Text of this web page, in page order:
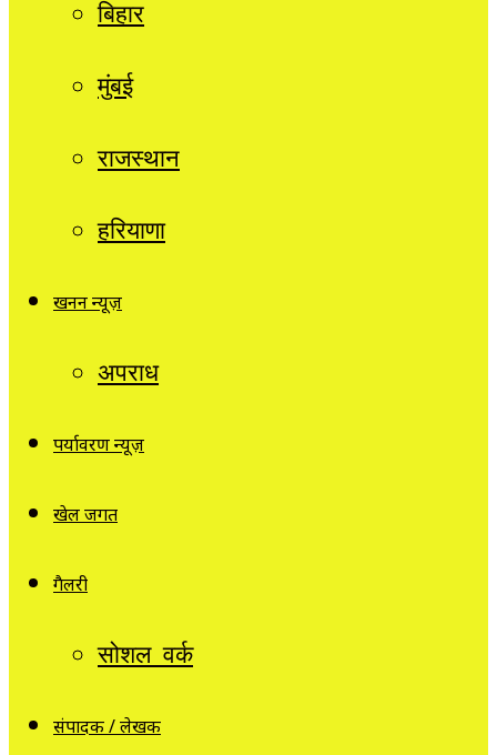
बिहार
मुंबई
राजस्थान
हरियाणा
खनन न्यूज़
अपराध
पर्यावरण न्यूज़
खेल जगत
गैलरी
सोशल वर्क
संपादक / लेखक